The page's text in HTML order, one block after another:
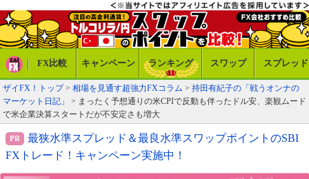
FX比較 キャンペーン ランキング スワップ スプレッド
ザイFX！トップ> 相場を見通す超強力FXコラム > 持田有紀子の「戦うオンナの
マーケット日記」
> まったく予想通りの米CPIで反動も伴ったドル安、楽観ムード
で米企業決算スタートだが不安定さも増大
最狭水準スプレッド＆最良水準スワップポイントのSBI
FXトレード！キャンペーン実施中！